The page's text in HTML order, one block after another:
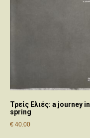
Τρείς Ελιές: a journey in
spring
€ 40.00